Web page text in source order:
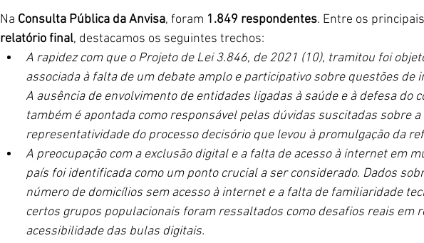
Na Consulta Pública da Anvisa, foram 1.849 respondentes. Entre os principais
relatório final, destacamos os seguintes trechos:
A rapidez com que o Projeto de Lei 3.846, de 2021 (10), tramitou foi
associada à falta de um debate amplo e participativo sobre questões de
A ausência de envolvimento de entidades ligadas à saúde e à defesa do
também é apontada como responsável pelas dúvidas suscitadas sobre
representatividade do processo decisório que levou à promulgação da
A preocupação com a exclusão digital e a falta de acesso à internet em
país foi identificada como um ponto crucial a ser considerado. Dados
número de domicílios sem acesso à internet e a falta de familiaridade
certos grupos populacionais foram ressaltados como desafios reais em
acessibilidade das bulas digitais.